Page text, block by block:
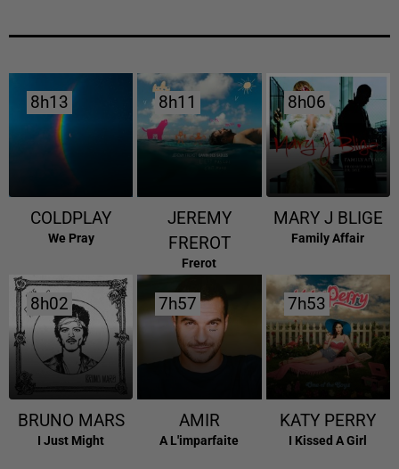
8h13
8h13
COLDPLAY
We Pray
8h11
8h11
JEREMY
FREROT
Frerot
8h06
8h06
MARY J BLIGE
Family Affair
8h02
8h02
BRUNO MARS
I Just Might
7h57
7h57
AMIR
A L'imparfaite
7h53
7h53
KATY PERRY
I Kissed A Girl